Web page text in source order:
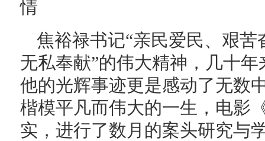
情
焦裕禄书记“亲民爱民、艰
无私奉献”的伟大精神，几十
他的光辉事迹更是感动了无数
楷模平凡而伟大的一生，电影
实，进行了数月的案头研究与